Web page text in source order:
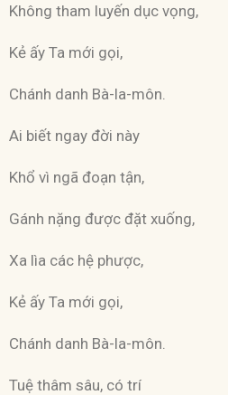
Không tham luyến dục vọng,
Kẻ ấy Ta mới gọi,
Chánh danh Bà-la-môn.
Ai biết ngay đời này
Khổ vì ngã đoạn tận,
Gánh nặng được đặt xuống,
Xa lìa các hệ phược,
Kẻ ấy Ta mới gọi,
Chánh danh Bà-la-môn.
Tuệ thâm sâu, có trí